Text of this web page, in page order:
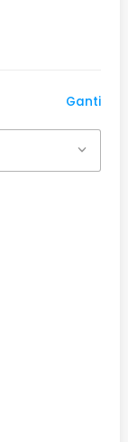
Ganti